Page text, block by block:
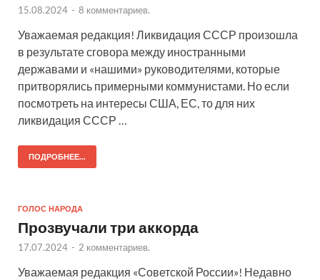
15.08.2024 - 8 комментариев.
Уважаемая редакция! Ликвидация СССР произошла
в результате сговора между иностранными
державами и «нашими» руководителями, которые
притворялись примерными коммунистами. Но если
посмотреть на интересы США, ЕС, то для них
ликвидация СССР …
ПОДРОБНЕЕ...
ГОЛОС НАРОДА
Прозвучали три аккорда
17.07.2024 - 2 комментариев.
Уважаемая редакция «Советской России»! Недавно